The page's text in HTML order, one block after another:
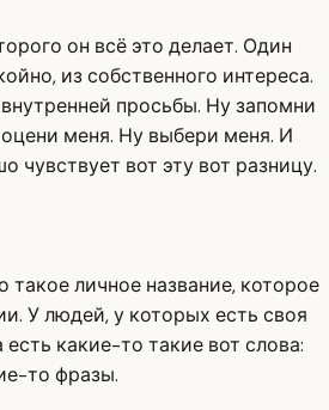
он всё это делает. Один
из собственного интереса.
просьбы. Ну запомни
меня. Ну выбери меня. И
чувствует вот эту вот разницу.
такое личное название, которое
У людей, у которых есть своя
есть какие-то такие вот слова:
то фразы.